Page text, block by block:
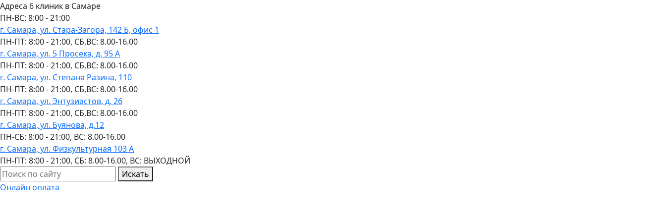
Адреса 6 клиник в Самаре
ПН-ВC: 8:00 - 21:00
г. Самара, ул. Стара-Загора, 142 Б, офис 1
ПН-ПТ: 8:00 - 21:00, СБ,ВС: 8.00-16.00
г. Самара, ул. 5 Просека, д. 95 А
ПН-ПТ: 8:00 - 21:00, СБ,ВС: 8.00-16.00
г. Самара, ул. Степана Разина, 110
ПН-ПТ: 8:00 - 21:00, СБ,ВС: 8.00-16.00
г. Самара, ул. Энтузиастов, д. 26
ПН-ПТ: 8:00 - 21:00, СБ,ВС: 8.00-16.00
г. Самара, ул. Буянова, д.12
ПН-СБ: 8:00 - 21:00, ВС: 8.00-16.00
г. Самара, ул. Физкультурная 103 А
ПН-ПТ: 8:00 - 21:00, СБ: 8.00-16.00, ВС: ВЫХОДНОЙ
Искать
Онлайн оплата